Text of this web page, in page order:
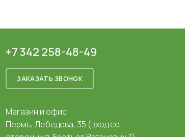
+7 342 258-48-49
ЗАКАЗАТЬ ЗВОНОК
Магазин и офис
Пермь, Лебедева, 35 (вход со